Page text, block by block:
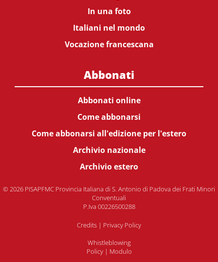
In una foto
Italiani nel mondo
Vocazione francescana
Abbonati
Abbonati online
Come abbonarsi
Come abbonarsi all'edizione per l'estero
Archivio nazionale
Archivio estero
© 2026 PISAPFMC Provincia Italiana di S. Antonio di Padova dei Frati Minori
Conventuali
P.Iva 00226500288
Credits | Privacy Policy
Whistleblowing
Policy| Modulo